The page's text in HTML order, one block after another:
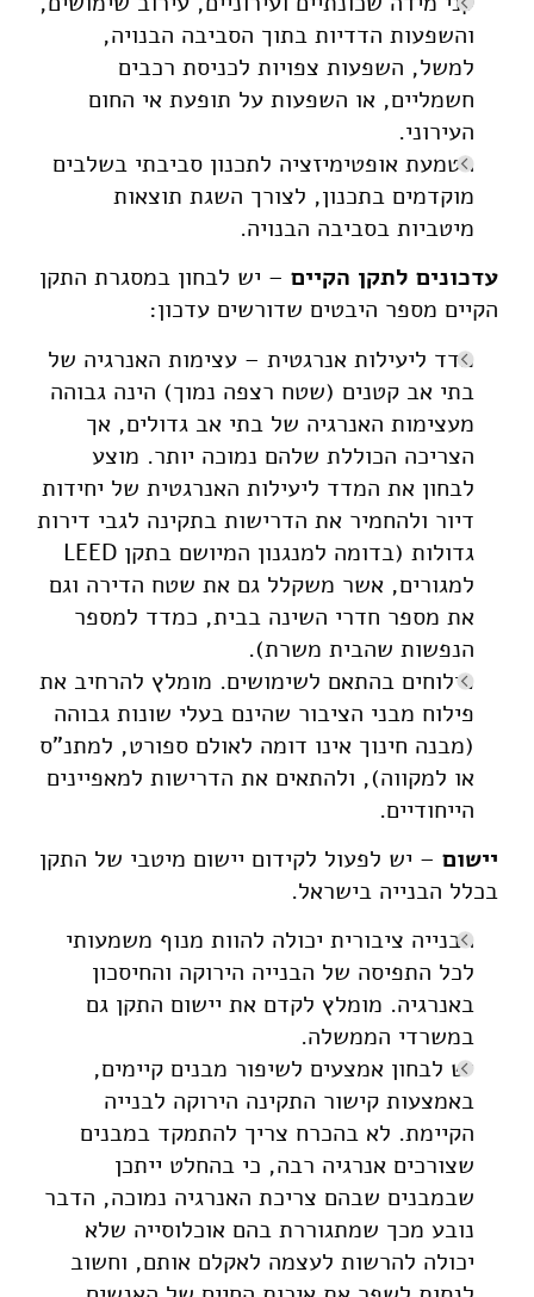
והשפעות הדדיות בתוך הסביבה הבנויה,
למשל, השפעות צפויות לכניסת רכבים
חשמליים, או השפעות על תופעת אי החום
העירוני.
הטמעת אופטימיזציה לתכנון סביבתי בשלבים
מוקדמים בתכנון, לצורך השגת תוצאות
מיטביות בסביבה הבנויה.
עדכונים לתקן הקיים – יש לבחון במסגרת התקן
הקיים מספר היבטים שדורשים עדכון:
מדד ליעילות אנרגטית – עצימות האנרגיה של
בתי אב קטנים (שטח רצפה נמוך) הינה גבוהה
מעצימות האנרגיה של בתי אב גדולים, אך
הצריכה הכוללת שלהם נמוכה יותר. מוצע
לבחון את המדד ליעילות האנרגטית של יחידות
דיור ולהחמיר את הדרישות בתקינה לגבי דירות
גדולות (בדומה למנגנון המיושם בתקן LEED
למגורים, אשר משקלל גם את שטח הדירה וגם
את מספר חדרי השינה בבית, כמדד למספר
הנפשות שהבית משרת).
פילוחים בהתאם לשימושים. מומלץ להרחיב את
פילוח מבני הציבור שהינם בעלי שונות גבוהה
(מבנה חינוך אינו דומה לאולם ספורט, למתנ"ס
או למקווה), ולהתאים את הדרישות למאפיינים
הייחודיים.
יישום – יש לפעול לקידום יישום מיטבי של התקן
בכלל הבנייה בישראל.
הבנייה ציבורית יכולה להוות מנוף משמעותי
לכל התפיסה של הבנייה הירוקה והחיסכון
באנרגיה. מומלץ לקדם את יישום התקן גם
במשרדי הממשלה.
יש לבחון אמצעים לשיפור מבנים קיימים,
באמצעות קישור התקינה הירוקה לבנייה
הקיימת. לא בהכרח צריך להתמקד במבנים
שצורכים אנרגיה רבה, כי בהחלט ייתכן
שבמבנים שבהם צריכת האנרגיה נמוכה, הדבר
נובע מכך שמתגוררת בהם אוכלוסייה שלא
יכולה להרשות לעצמה לאקלם אותם, וחשוב